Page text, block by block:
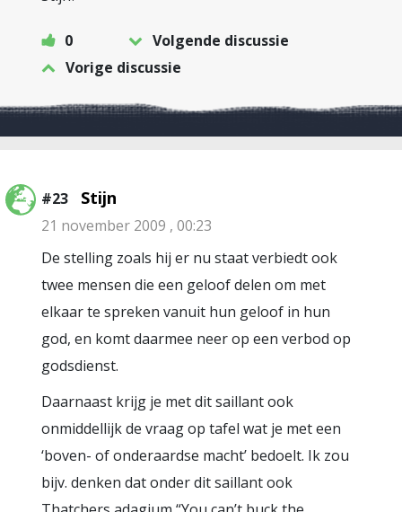
0
Volgende discussie
Vorige discussie
#23 Stijn
21 november 2009 , 00:23
De stelling zoals hij er nu staat verbiedt ook
twee mensen die een geloof delen om met
elkaar te spreken vanuit hun geloof in hun
god, en komt daarmee neer op een verbod op
godsdienst.
Daarnaast krijg je met dit saillant ook
onmiddellijk de vraag op tafel wat je met een
‘boven- of onderaardse macht’ bedoelt. Ik zou
bijv. denken dat onder dit saillant ook